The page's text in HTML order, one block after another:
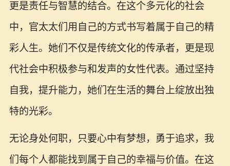
更是责任与智慧的结合。在这个多元化的社会
中，官太太们用自己的方式书写着属于自己的精
彩人生。她们不仅是传统文化的传承者，更是现
代社会中积极参与和发声的女性代表。通过坚持
自我，提升能力，她们在生活的舞台上绽放出独
特的光彩。
无论身处何职，只要心中有梦想，勇于追求，我
们每个人都能找到属于自己的幸福与价值。在这